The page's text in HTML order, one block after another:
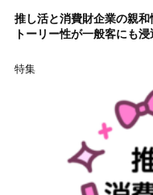
推し活と消費財企業の親
トーリー性が一般客にも浸
特集